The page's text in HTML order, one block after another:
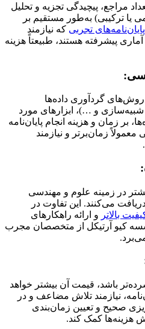
مراجع، پیچیدگی تجزیه و تحلیل
یا ترکیبی) به‌طور مستقیم بر
پایان‌نامه‌های تجربی که نیازمند
پیشرفته هستند، طبیعتاً هزینه
روش‌های گردآوری داده‌ها
و …)، ابزارهای مورد
بر زمان و هزینه انجام پایان‌نامه
زمان‌برتر و نیازمند
در زمینه علوم و مهندسی
می‌کنند. این تفاوت در
بالاتر و ارائه راهکارهای
کیو آرتیکل از متخصصان مجرب
باشد، قیمت آن بیشتر خواهد
نیازمند تلاش مضاعف و در
صحیح و تعیین زمان‌بندی
هزینه‌ها کمک کند.